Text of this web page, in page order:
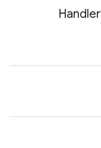
Handler